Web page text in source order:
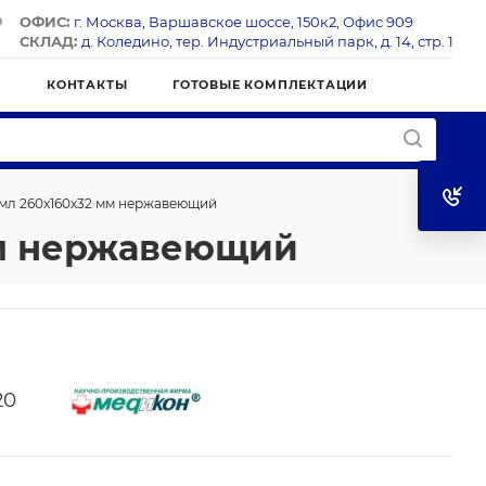
ОФИС: г. Москва, Варшавское шоссе, 150к2, Офис 909
СКЛАД: д. Коледино, тер. Индустриальный парк, д. 14, стр. 1
КОНТАКТЫ ГОТОВЫЕ КОМПЛЕКТАЦИИ
260x160х32 мм нержавеющий
нержавеющий